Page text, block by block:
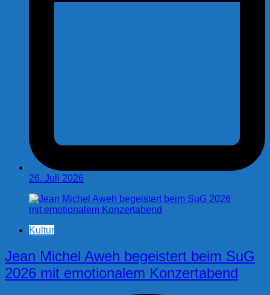
26. Juli 2026
Kultur
Jean Michel Aweh begeistert beim SuG
2026 mit emotionalem Konzertabend